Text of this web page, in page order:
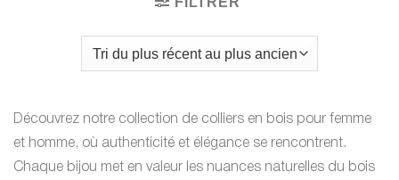
Découvrez notre collection de colliers en bois pour femme
et homme, où authenticité et élégance se rencontrent.
Chaque bijou met en valeur les nuances naturelles du bois